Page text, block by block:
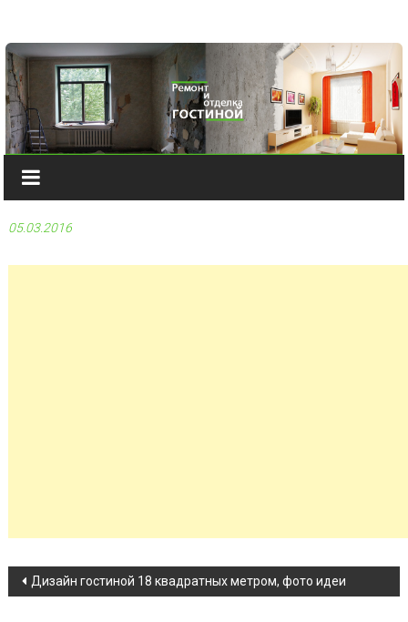
05.03.2016
Навигация по записи
Дизайн гостиной 18 квадратных метром, фото идеи